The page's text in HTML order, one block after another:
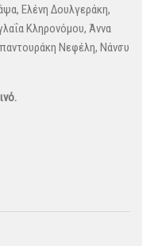
Ελένη Δουλγεράκη,
Κληρονόμου, Άννα
Νεφέλη, Νάνσυ